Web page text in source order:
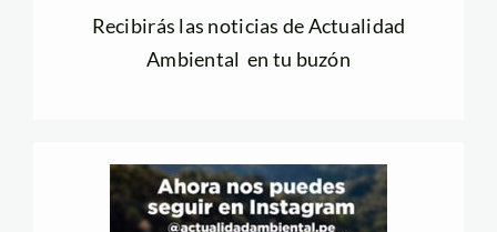
Recibirás las noticias de Actualidad
Ambiental en tu buzón